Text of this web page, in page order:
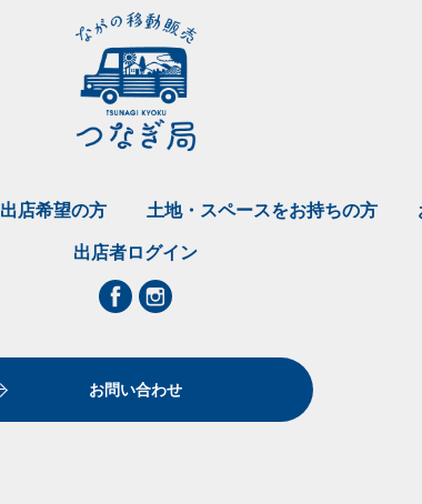
出店希望の方 土地・スペースをお持ちの方
出店者ログイン
お問い合わせ